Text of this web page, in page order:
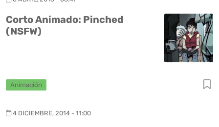
Corto Animado: Pinched
(NSFW)
Animación
4 DICIEMBRE, 2014 - 11:00